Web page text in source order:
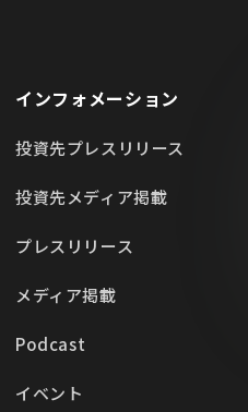
インフォメーション
投資先プレスリリース
投資先メディア掲載
プレスリリース
メディア掲載
Podcast
イベント